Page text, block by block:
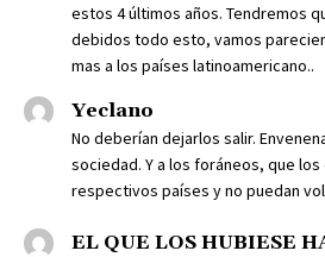
estos 4 últimos años. Tendremos
debidos todo esto, vamos
mas a los países latinoamericano..
Yeclano
No deberían dejarlos salir.
sociedad. Y a los foráneos, que los
respectivos países y no puedan
EL QUE LOS HUBIESE